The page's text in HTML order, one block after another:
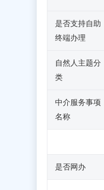
是否支持自助
终端办理
自然人主题分
类
中介服务事项
名称
是否网办